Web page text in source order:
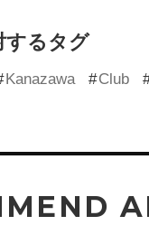
するタグ
Kanazawa Club